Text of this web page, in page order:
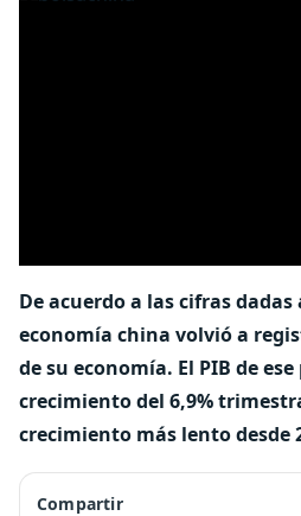
De acuerdo a las cifras
economía china volvió a
de su economía. El PIB de
crecimiento del 6,9%
crecimiento más lento desde
Compartir